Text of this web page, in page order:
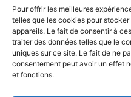
Pour offrir les meilleures
telles que les cookies pour
appareils. Le fait de consentir à
traiter des données telles que le
uniques sur ce site. Le fait de ne
consentement peut avoir un effet
et fonctions.